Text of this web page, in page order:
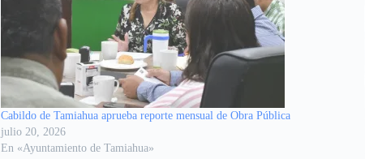
Cabildo de Tamiahua aprueba reporte mensual de Obra Pública
julio 20, 2026
En «Ayuntamiento de Tamiahua»